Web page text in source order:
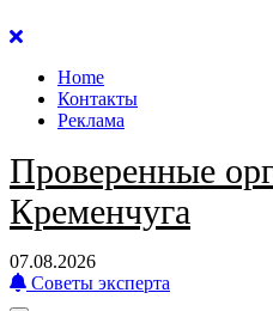
Перейти
содержанию
Home
Контакты
Реклама
Проверенные
Кременчуга
07.08.2026
Советы эксперта